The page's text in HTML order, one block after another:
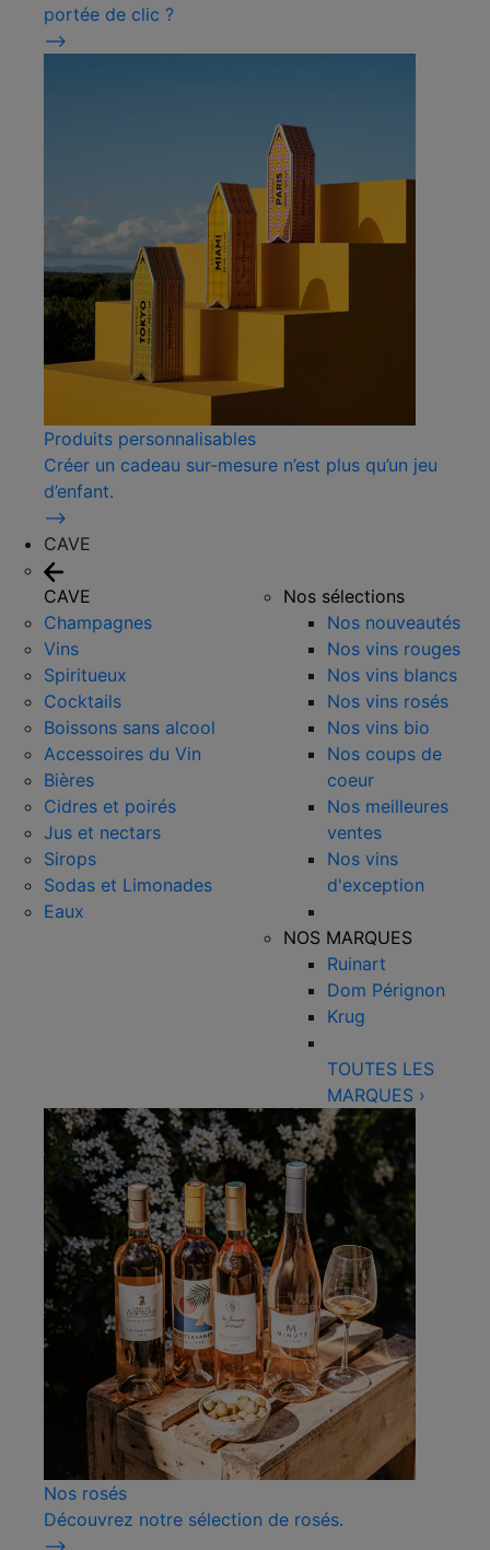
portée de clic ?
⟶
Produits personnalisables
Créer un cadeau sur-mesure n’est plus qu’un jeu
d’enfant.
⟶
CAVE
CAVE
Champagnes
Vins
Spiritueux
Cocktails
Boissons sans alcool
Accessoires du Vin
Bières
Cidres et poirés
Jus et nectars
Sirops
Sodas et Limonades
Eaux
Nos sélections
Nos nouveautés
Nos vins rouges
Nos vins blancs
Nos vins rosés
Nos vins bio
Nos coups de
coeur
Nos meilleures
ventes
Nos vins
d'exception
NOS MARQUES
Ruinart
Dom Pérignon
Krug
TOUTES LES
MARQUES ›
Nos rosés
Découvrez notre sélection de rosés.
⟶